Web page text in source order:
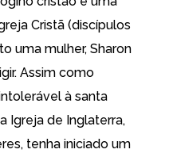
Cristã (discípulos
uma mulher, Sharon
Assim como
à santa
Igreja de Inglaterra,
tenha iniciado um